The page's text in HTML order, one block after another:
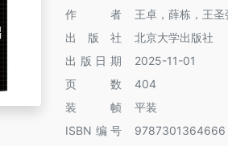
作者
王卓，薛栋，王圣
出版社
北京大学出版社
出版日期
2025-11-01
页数
404
装帧
平装
ISBN编号
9787301364666